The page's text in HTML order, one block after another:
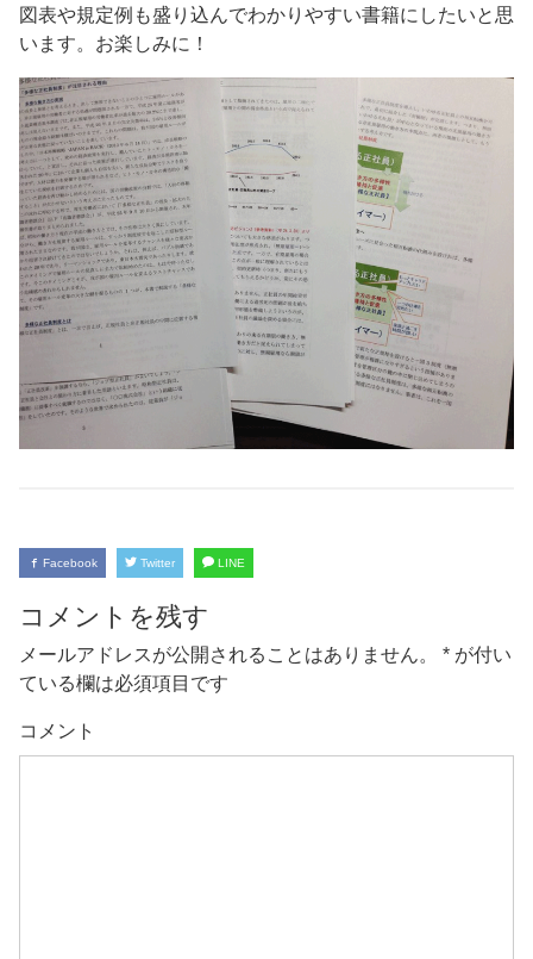
図表や規定例も盛り込んでわかりやすい書籍にしたいと思
います。お楽しみに！
Facebook Twitter LINE
コメントを残す
メールアドレスが公開されることはありません。 * が付い
ている欄は必須項目です
コメント